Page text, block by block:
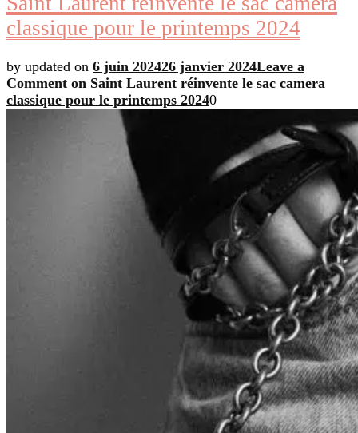
classique pour le printemps 2024
by updated on 6 juin 202426 janvier 2024Leave a
Comment on Saint Laurent réinvente le sac camera
classique pour le printemps 20240